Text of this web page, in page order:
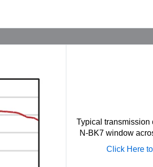
Typical transmission
N-BK7 window
Click Here